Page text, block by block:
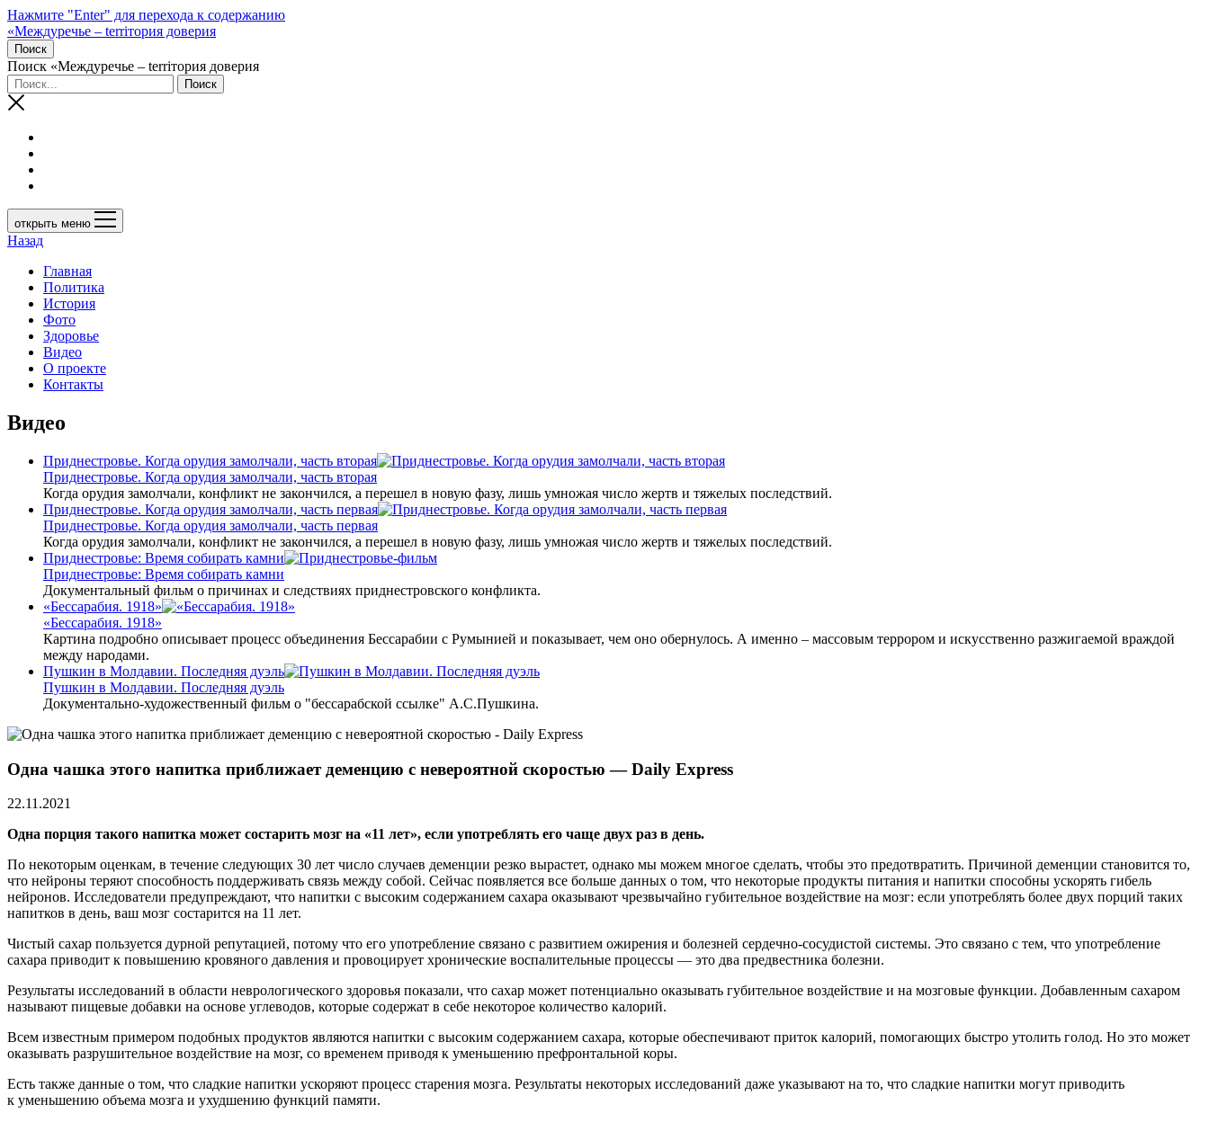
Нажмите "Enter" для перехода к содержанию
«Междуречье – terriтория доверия
Поиск
Поиск «Междуречье – terriтория доверия
открыть меню
Назад
Главная
Политика
История
Фото
Здоровье
Видео
О проекте
Контакты
Видео
Приднестровье. Когда орудия замолчали, часть вторая
Приднестровье. Когда орудия замолчали, часть вторая
Когда орудия замолчали, конфликт не закончился, а перешел в новую фазу, лишь умножая число жертв и тяжелых последствий.
Приднестровье. Когда орудия замолчали, часть первая
Приднестровье. Когда орудия замолчали, часть первая
Когда орудия замолчали, конфликт не закончился, а перешел в новую фазу, лишь умножая число жертв и тяжелых последствий.
Приднестровье: Время собирать камни
Приднестровье: Время собирать камни
Документальный фильм о причинах и следствиях приднестровского конфликта.
«Бессарабия. 1918»
«Бессарабия. 1918»
Картина подробно описывает процесс объединения Бессарабии с Румынией и показывает, чем оно обернулось. А именно – массовым террором и искусственно разжигаемой враждой
между народами.
Пушкин в Молдавии. Последняя дуэль
Пушкин в Молдавии. Последняя дуэль
Документально-художественный фильм о "бессарабской ссылке" А.С.Пушкина.
Одна чашка этого напитка приближает деменцию с невероятной скоростью — Daily Express
22.11.2021
Одна порция такого напитка может состарить мозг на «11 лет», если употреблять его чаще двух раз в день.
По некоторым оценкам, в течение следующих 30 лет число случаев деменции резко вырастет, однако мы можем многое сделать, чтобы это предотвратить. Причиной деменции становится то,
что нейроны теряют способность поддерживать связь между собой. Сейчас появляется все больше данных о том, что некоторые продукты питания и напитки способны ускорять гибель
нейронов. Исследователи предупреждают, что напитки с высоким содержанием сахара оказывают чрезвычайно губительное воздействие на мозг: если употреблять более двух порций таких
напитков в день, ваш мозг состарится на 11 лет.
Чистый сахар пользуется дурной репутацией, потому что его употребление связано с развитием ожирения и болезней сердечно-сосудистой системы. Это связано с тем, что употребление
сахара приводит к повышению кровяного давления и провоцирует хронические воспалительные процессы — это два предвестника болезни.
Результаты исследований в области неврологического здоровья показали, что сахар может потенциально оказывать губительное воздействие и на мозговые функции. Добавленным сахаром
называют пищевые добавки на основе углеводов, которые содержат в себе некоторое количество калорий.
Всем известным примером подобных продуктов являются напитки с высоким содержанием сахара, которые обеспечивают приток калорий, помогающих быстро утолить голод. Но это может
оказывать разрушительное воздействие на мозг, со временем приводя к уменьшению префронтальной коры.
Есть также данные о том, что сладкие напитки ускоряют процесс старения мозга. Результаты некоторых исследований даже указывают на то, что сладкие напитки могут приводить
к уменьшению объема мозга и ухудшению функций памяти.